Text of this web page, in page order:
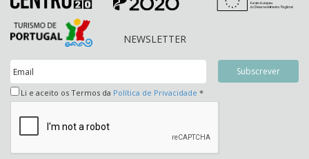
NEWSLETTER
Li e aceito os Termos da Política de Privacidade *